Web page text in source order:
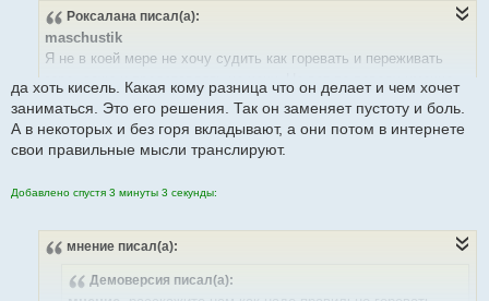
е
Роксалана писал(а):
maschustik
Я не в коей мере не хочу судить как горевать и переживать
горе, даже и представлять не хочу. Но вот по поводу именно
этого случая, не однозначное у меня отношение. Я писала
выше, что у него такая каша в голове и туда можно много чего
вложить, что и присходит.
да хоть кисель. Какая кому разница что он делает и чем хочет
заниматься. Это его решения. Так он заменяет пустоту и боль.
А в некоторых и без горя вкладывают, а они потом в интернете
свои правильные мысли транслируют.
Добавлено спустя 3 минуты 3 секунды:
мнение писал(а):
Демоверсия писал(а):